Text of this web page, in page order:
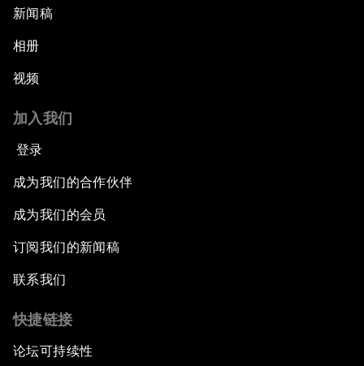
新闻稿
相册
视频
加入我们
登录
成为我们的合作伙伴
成为我们的会员
订阅我们的新闻稿
联系我们
快捷链接
论坛可持续性